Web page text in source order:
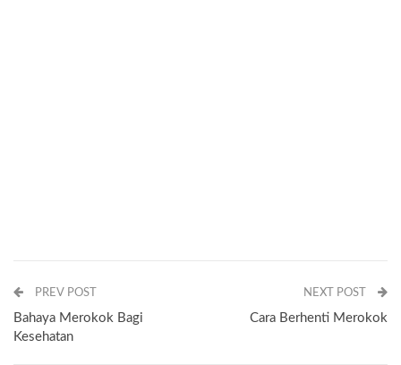
PREV POST
Bahaya Merokok Bagi
Kesehatan
NEXT POST
Cara Berhenti Merokok